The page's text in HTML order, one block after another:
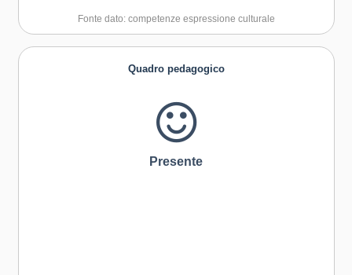
mediante le arti e le altre forme culturali
Capacità di impegnarsi in processi creativi sia
individualmente che collettivamente
Curiosità nei confronti del mondo, apertura per
immaginare nuove possibilità
Fonte dato: competenze espressione culturale
Quadro pedagogico
Presente